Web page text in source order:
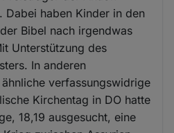
Dabei haben Kinder in den
Bibel nach irgendwas
Unterstützung des
In anderen
verfassungswidrige
Kirchentag in DO hatte
18,19 ausgesucht, eine